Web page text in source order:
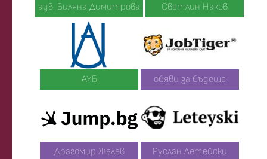
адв. Биляна Димитрова Светлин Наков
АУБ обяви за бъдеще
Драгомир Желев Руслан Летейски